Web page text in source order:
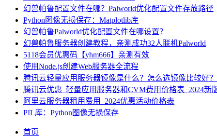
幻兽帕鲁配置文件在哪？Palworld优化配置文件存放路径
Python图像无损保存：Matplotlib库
幻兽帕鲁Palworld优化配置文件在哪设置？
幻兽帕鲁服务器创建教程，亲测成功32人联机Palworld
5118会员优惠码【yhm666】亲测有效
使用Node.js创建Web服务器全流程
腾讯云轻量应用服务器镜像是什么？怎么选镜像比较好？
腾讯云优惠_轻量应用服务器和CVM费用价格表_2024新
阿里云服务器租用费用_2024优惠活动价格表
PIL库：Python图像无损保存
首页